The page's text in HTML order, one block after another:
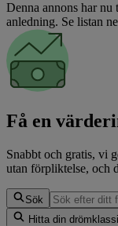
Denna annons har nu
anledning. Se listan
Få en
Snabbt och gratis, vi
utan förpliktelse, och
Sök
Hitta din